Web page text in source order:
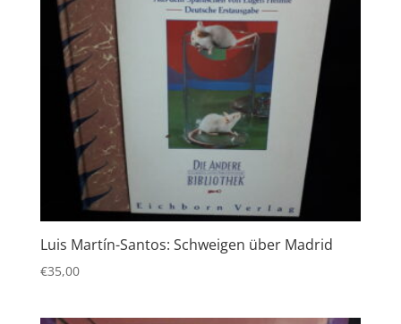
Luis Martín-Santos: Schweigen über Madrid
€35,00